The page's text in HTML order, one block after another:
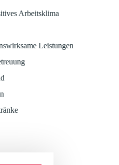
Arbeitsklima
Leistungen